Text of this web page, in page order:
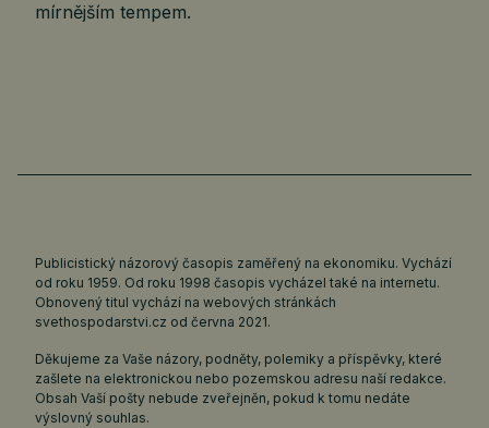
mírnějším tempem.
Publicistický názorový časopis zaměřený na ekonomiku. Vychází
od roku 1959. Od roku 1998 časopis vycházel také na internetu.
Obnovený titul vychází na webových stránkách
svethospodarstvi.cz od června 2021.
Děkujeme za Vaše názory, podněty, polemiky a příspěvky, které
zašlete na elektronickou nebo pozemskou adresu naší redakce.
Obsah Vaší pošty nebude zveřejněn, pokud k tomu nedáte
výslovný souhlas.